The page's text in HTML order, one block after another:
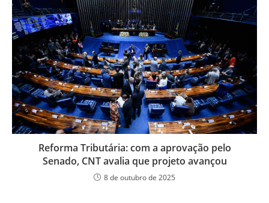
Reforma Tributária: com a aprovação pelo
Senado, CNT avalia que projeto avançou
8 de outubro de 2025